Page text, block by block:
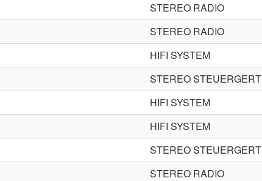
STEREO RADIO
STEREO RADIO
HIFI SYSTEM
STEREO STEUERGERT
HIFI SYSTEM
HIFI SYSTEM
STEREO STEUERGERT
STEREO RADIO